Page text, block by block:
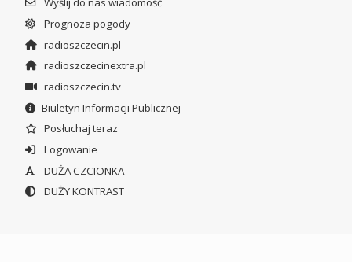
Prognoza pogody
radioszczecin.pl
radioszczecinextra.pl
radioszczecin.tv
Biuletyn Informacji Publicznej
Posłuchaj teraz
Logowanie
DUŻA CZCIONKA
DUŻY KONTRAST